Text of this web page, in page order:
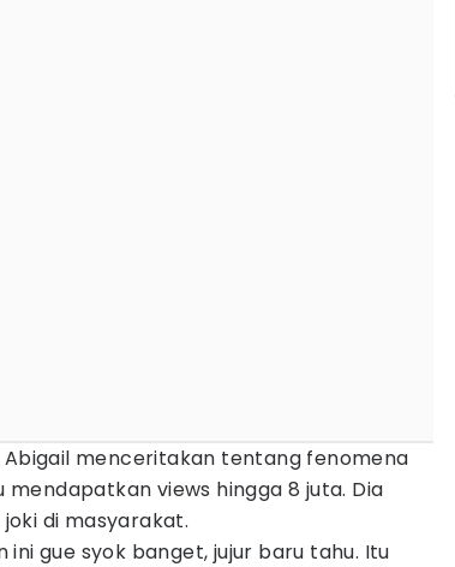
Abigail menceritakan tentang fenomena
mendapatkan views hingga 8 juta. Dia
di masyarakat.
ini gue syok banget, jujur baru tahu. Itu